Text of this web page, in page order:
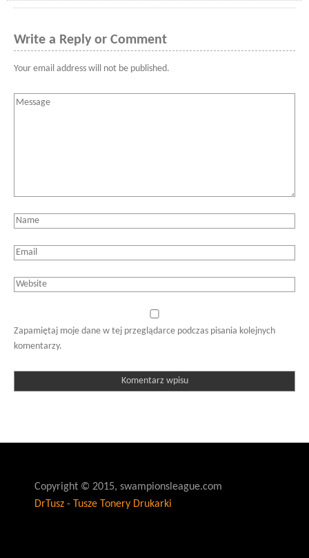
Write a Reply or Comment
Your email address will not be published.
Zapamiętaj moje dane w tej przeglądarce podczas pisania kolejnych
komentarzy.
Copyright © 2015, swampionsleague.com
DrTusz - Tusze Tonery Drukarki